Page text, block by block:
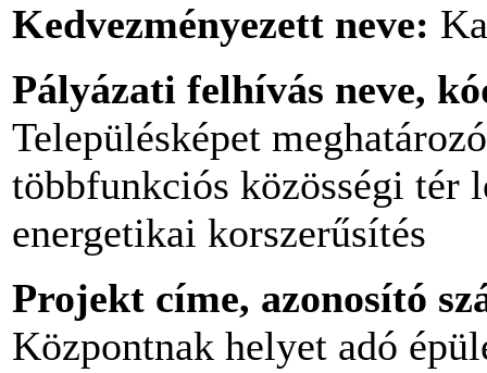
Kedvezményezett neve:
Pályázati felhívás neve,
Településképet
többfunkciós közösségi tér
energetikai korszerűsítés
Projekt címe, azonosító
Központnak helyet adó